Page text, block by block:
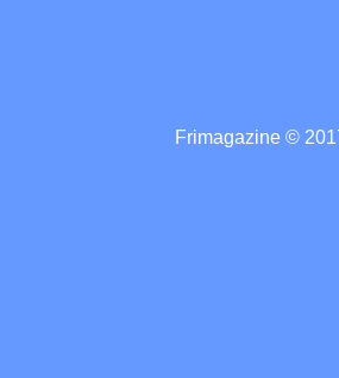
Frimagazine ©